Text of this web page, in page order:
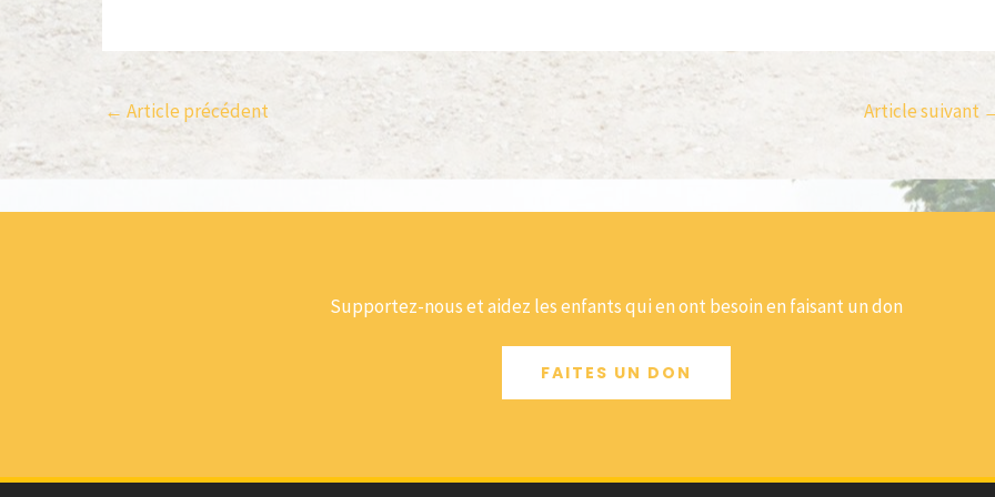
← Article précédent Article suivant
Supportez-nous et aidez les enfants qui en ont besoin en faisant un don
FAITES UN DON